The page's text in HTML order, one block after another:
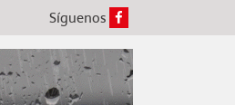
Síguenos